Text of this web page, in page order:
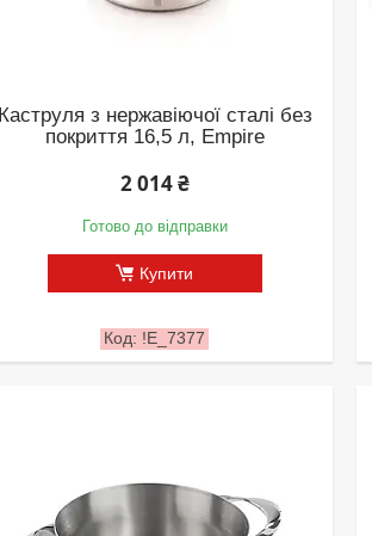
Каструля з нержавіючої сталі без
покриття 16,5 л, Empire
2 014 ₴
Готово до відправки
Купити
!Е_7377